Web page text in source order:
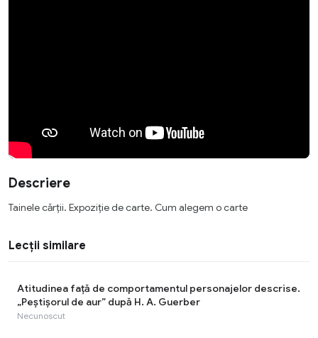
Descriere
Tainele cărții. Expoziție de carte. Cum alegem o carte
Lecții similare
Atitudinea față de comportamentul personajelor descrise.
„Peștișorul de aur” după H. A. Guerber
Necunoscut